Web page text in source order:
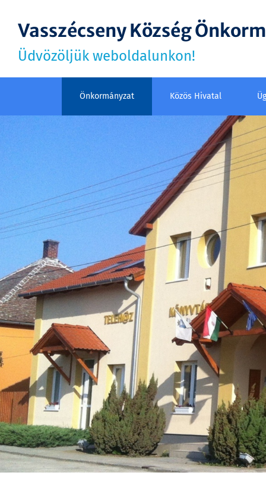
Vasszécseny Község
Üdvözöljük weboldalunkon!
Önkormányzat Közös Hivatal